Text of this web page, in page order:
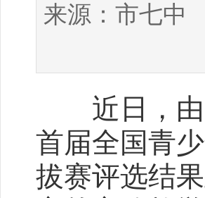
来源： 市七中
近日，由
首届全国青
拔赛评选结